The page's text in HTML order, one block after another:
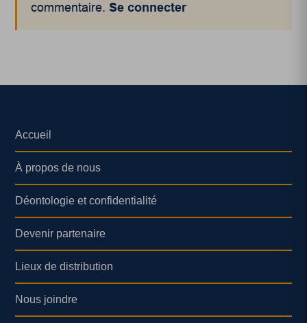
commentaire.Se connecter
Accueil
À propos de nous
Déontologie et confidentialité
Devenir partenaire
Lieux de distribution
Nous joindre